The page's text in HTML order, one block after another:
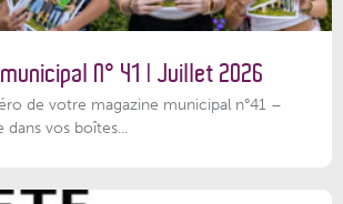
N° 41 | Juillet 2026
de votre magazine municipal n°41 –
vos boîtes...